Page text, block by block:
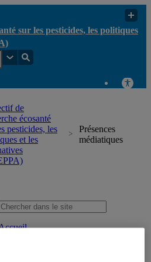
sur les pesticides, les politiques
de
écosanté
pesticides, les
et les
Présences
médiatiques
et professionnels de recherche